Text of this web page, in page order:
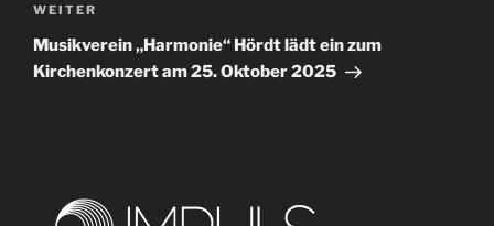
Nächster
Beitrag
WEITER
Musikverein „Harmonie“ Hördt lädt ein zum
Kirchenkonzert am 25. Oktober 2025